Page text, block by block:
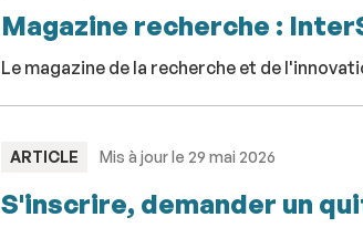
Magazine recherche :
Le magazine de la recherche et de
TYPE
ARTICLE Mis à jour le 29 mai 2026
S'inscrire, demander un